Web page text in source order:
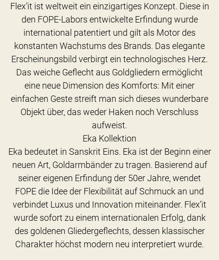
Flex’it ist weltweit ein einzigartiges Konzept. Diese in
den FOPE-Labors entwickelte Erfindung wurde
international patentiert und gilt als Motor des
konstanten Wachstums des Brands. Das elegante
Erscheinungsbild verbirgt ein technologisches Herz.
Das weiche Geflecht aus Goldgliedern ermöglicht
eine neue Dimension des Komforts: Mit einer
einfachen Geste streift man sich dieses wunderbare
Objekt über, das weder Haken noch Verschluss
aufweist.
Eka Kollektion
Eka bedeutet in Sanskrit Eins. Eka ist der Beginn einer
neuen Art, Goldarmbänder zu tragen. Basierend auf
seiner eigenen Erfindung der 50er Jahre, wendet
FOPE die Idee der Flexibilität auf Schmuck an und
verbindet Luxus und Innovation miteinander. Flex’it
wurde sofort zu einem internationalen Erfolg, dank
des goldenen Gliedergeflechts, dessen klassischer
Charakter höchst modern neu interpretiert wurde.